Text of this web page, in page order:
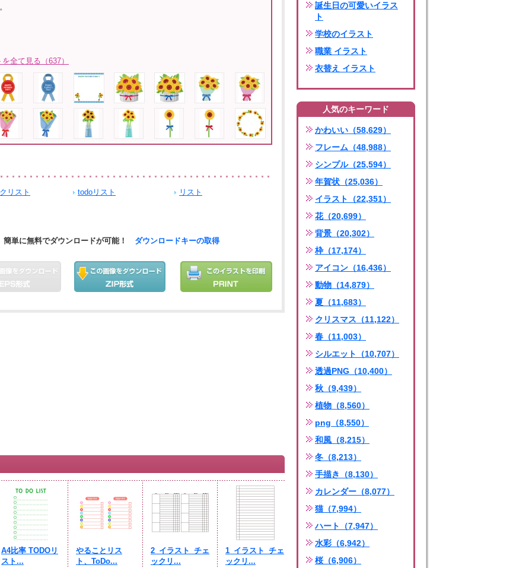
全て見る（637）
リスト todoリスト
リスト
単に無料でダウンロードが可能！ ダウンロードキーの取得
A4比率 TODOリ
スト...
やることリス
ト、ToDo...
2_イラスト_チェ
ックリ...
1_イラスト_チェ
ックリ...
誕生日の可愛いイラス
ト
学校のイラスト
職業 イラスト
衣替え イラスト
人気のキーワード
かわいい（58,629）
フレーム（48,988）
シンプル（25,594）
年賀状（25,036）
イラスト（22,351）
花（20,699）
背景（20,302）
枠（17,174）
アイコン（16,436）
動物（14,879）
夏（11,683）
クリスマス（11,122）
春（11,003）
シルエット（10,707）
透過PNG（10,400）
秋（9,439）
植物（8,560）
png（8,550）
和風（8,215）
冬（8,213）
手描き（8,130）
カレンダー（8,077）
猫（7,994）
ハート（7,947）
水彩（6,942）
桜（6,906）